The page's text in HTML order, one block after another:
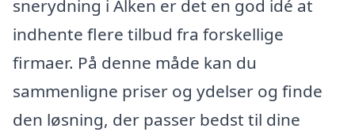
snerydning i Alken er det en god idé at
indhente flere tilbud fra forskellige
firmaer. På denne måde kan du
sammenligne priser og ydelser og finde
den løsning, der passer bedst til dine